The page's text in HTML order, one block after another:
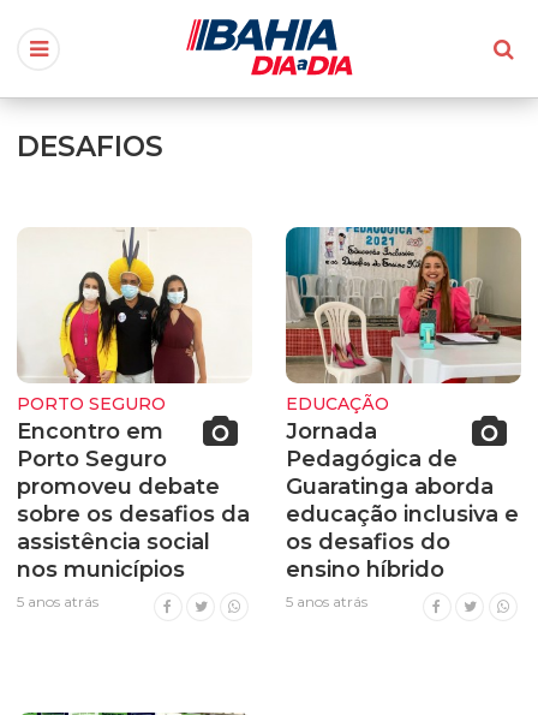
DESAFIOS
PORTO SEGURO
Encontro em
Porto Seguro
promoveu debate
sobre os desafios da
assistência social
nos municípios
5 anos atrás
EDUCAÇÃO
Jornada
Pedagógica de
Guaratinga aborda
educação inclusiva e
os desafios do
ensino híbrido
5 anos atrás